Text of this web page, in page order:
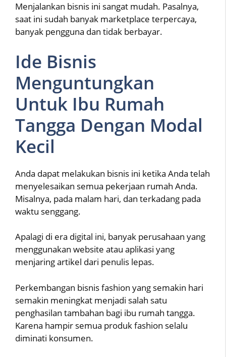
Menjalankan bisnis ini sangat mudah. Pasalnya,
saat ini sudah banyak marketplace terpercaya,
banyak pengguna dan tidak berbayar.
Ide Bisnis
Menguntungkan
Untuk Ibu Rumah
Tangga Dengan Modal
Kecil
Anda dapat melakukan bisnis ini ketika Anda telah
menyelesaikan semua pekerjaan rumah Anda.
Misalnya, pada malam hari, dan terkadang pada
waktu senggang.
Apalagi di era digital ini, banyak perusahaan yang
menggunakan website atau aplikasi yang
menjaring artikel dari penulis lepas.
Perkembangan bisnis fashion yang semakin hari
semakin meningkat menjadi salah satu
penghasilan tambahan bagi ibu rumah tangga.
Karena hampir semua produk fashion selalu
diminati konsumen.